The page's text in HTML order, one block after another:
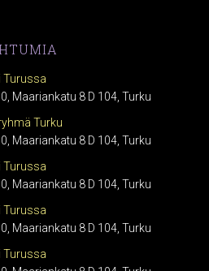
Turussa
Maariankatu 8 D 104, Turku
Turku
Maariankatu 8 D 104, Turku
Turussa
Maariankatu 8 D 104, Turku
Turussa
Maariankatu 8 D 104, Turku
Turussa